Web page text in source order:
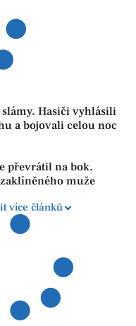
Hasiči vyhlásili
a bojovali celou noc
převrátil na bok.
muže
více článků